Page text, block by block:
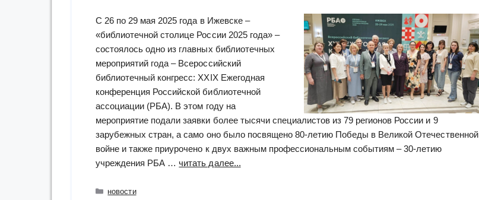
С 26 по 29 мая 2025 года в Ижевске –
«библиотечной столице России 2025 года» –
состоялось одно из главных библиотечных
мероприятий года – Всероссийский
библиотечный конгресс: XXIX Ежегодная
конференция Российской библиотечной
ассоциации (РБА). В этом году на
мероприятие подали заявки более тысячи специалистов из 79 регионов России и 9
зарубежных стран, а само оно было посвящено 80-летию Победы в Великой Отечественной
войне и также приурочено к двух важным профессиональным событиям – 30-летию
учреждения РБА …читать далее...
Рубрики
новости